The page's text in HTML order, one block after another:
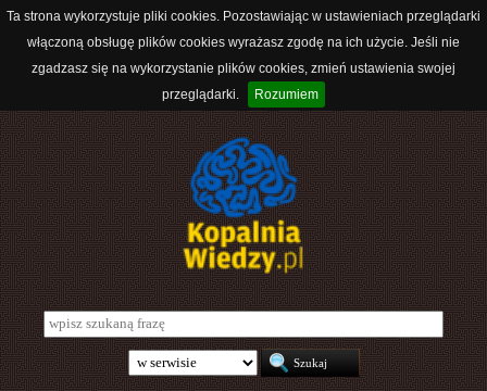
Ta strona wykorzystuje pliki cookies. Pozostawiając w ustawieniach przeglądarki
włączoną obsługę plików cookies wyrażasz zgodę na ich użycie. Jeśli nie
zgadzasz się na wykorzystanie plików cookies, zmień ustawienia swojej
przeglądarki.
Rozumiem